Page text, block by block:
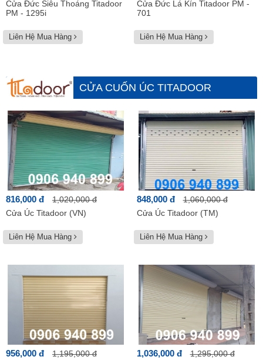
Cửa Đức Siêu Thoáng Titadoor
PM - 1295i
Liên Hệ Mua Hàng
Cửa Đức Lá Kín Titadoor PM -
701
Liên Hệ Mua Hàng
CỬA CUỐN ÚC TITADOOR
Xem tất cả
816,000 đ
1,020,000 đ
Cửa Úc Titadoor (VN)
Liên Hệ Mua Hàng
848,000 đ
1,060,000 đ
Cửa Úc Titadoor (TM)
Liên Hệ Mua Hàng
956,000 đ
1,195,000 đ
1,036,000 đ
1,295,000 đ